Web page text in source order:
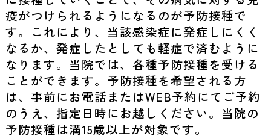
疫がつけられるようになるのが予防接種で
す。これにより、当該感染症に発症しにくく
なるか、発症したとしても軽症で済むように
なります。当院では、各種予防接種を受ける
ことができます。予防接種を希望される方
は、事前にお電話またはWEB予約にてご予約
のうえ、指定日時にお越しください。当院の
予防接種は満15歳以上が対象です。